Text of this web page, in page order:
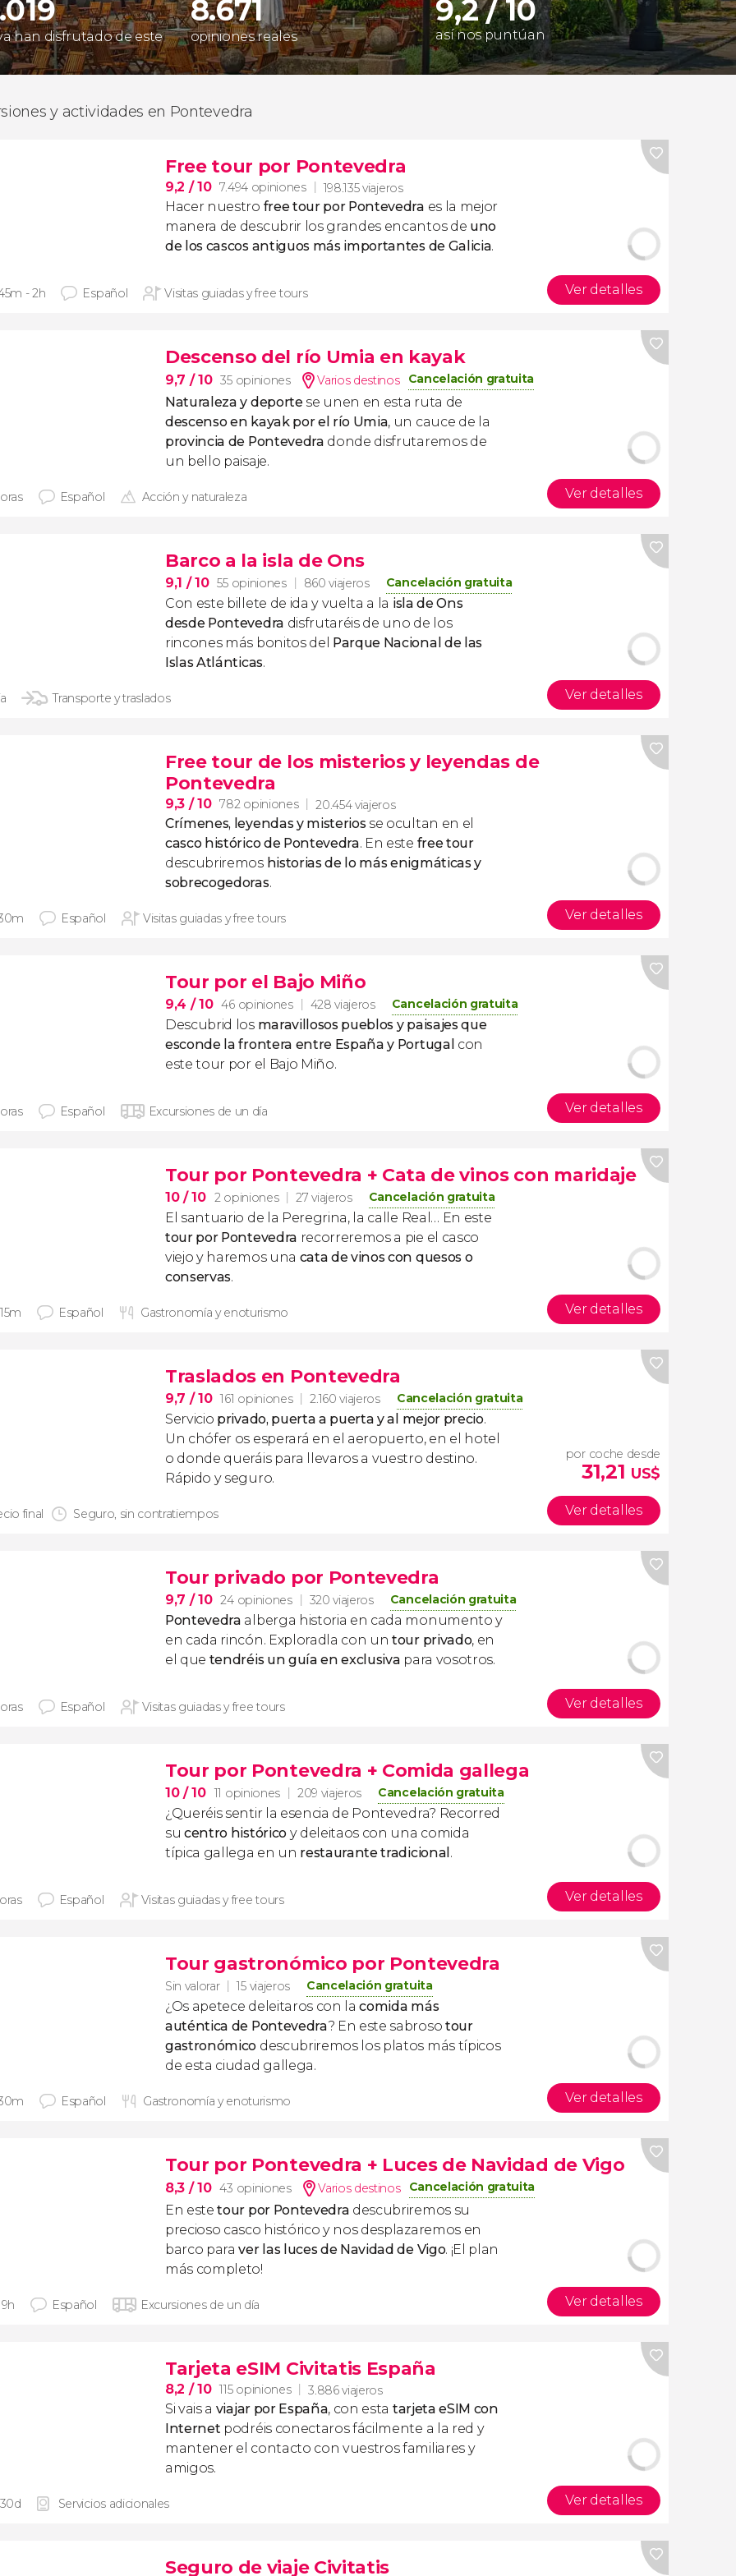
han disfrutado de este
8.671
opiniones reales
9,2 / 10
así nos puntúan
y actividades en Pontevedra
Free tour por Pontevedra
9,2 / 10 7.494 opiniones 198.135 viajeros
Hacer nuestro free tour por Pontevedra es la mejor
manera de descubrir los grandes encantos de uno
de los cascos antiguos más importantes de Galicia.
- 2h Español Visitas guiadas y free tours Ver detalles
Descenso del río Umia en kayak
9,7 / 10 35 opiniones Varios destinos Cancelación gratuita
Naturaleza y deporte se unen en esta ruta de
descenso en kayak por el río Umia, un cauce de la
provincia de Pontevedra donde disfrutaremos de
un bello paisaje.
Español Acción y naturaleza Ver detalles
Barco a la isla de Ons
9,1 / 10 55 opiniones 860 viajeros Cancelación gratuita
Con este billete de ida y vuelta a la isla de Ons
desde Pontevedra disfrutaréis de uno de los
rincones más bonitos del Parque Nacional de las
Islas Atlánticas.
Transporte y traslados Ver detalles
Free tour de los misterios y leyendas de
Pontevedra
9,3 / 10 782 opiniones 20.454 viajeros
Crímenes, leyendas y misteriosse ocultan en el
casco histórico de Pontevedra. En este free tour
descubriremos historias de lo más enigmáticas y
sobrecogedoras.
Español Visitas guiadas y free tours Ver detalles
Tour por el Bajo Miño
9,4 / 10 46 opiniones 428 viajeros Cancelación gratuita
Descubrid los maravillosos pueblos y paisajes que
esconde la frontera entre España y Portugal con
este tour por el Bajo Miño.
Español Excursiones de un día Ver detalles
Tour por Pontevedra + Cata de vinos con maridaje
10/ 10 2 opiniones 27 viajeros Cancelación gratuita
El santuario de la Peregrina, la calle Real… En este
tour por Pontevedra recorreremos a pie el casco
viejo y haremos una cata de vinos con quesos o
conservas.
Español Gastronomía y enoturismo Ver detalles
Traslados en Pontevedra
9,7 / 10 161 opiniones 2.160 viajeros Cancelación gratuita
Servicio privado, puerta a puerta y al mejor precio.
Un chófer os esperará en el aeropuerto, en el hotel
o donde queráis para llevaros a vuestro destino.
Rápido y seguro.
final Seguro, sin contratiempos
por coche desde
31,21 US$
Ver detalles
Tour privado por Pontevedra
9,7 / 10 24 opiniones 320 viajeros Cancelación gratuita
Pontevedra alberga historia en cada monumento y
en cada rincón. Exploradla con untour privado, en
el que tendréis un guía en exclusiva para vosotros.
Español Visitas guiadas y free tours Ver detalles
Tour por Pontevedra + Comida gallega
10/ 10 11 opiniones 209 viajeros Cancelación gratuita
¿Queréis sentir la esencia de Pontevedra? Recorred
sucentro históricoy deleitaos con una comida
típica gallega en un restaurante tradicional .
Español Visitas guiadas y free tours Ver detalles
Tour gastronómico por Pontevedra
Sin valorar 15 viajeros Cancelación gratuita
¿Os apetece deleitaros con lacomida más
auténtica de Pontevedra? En este sabroso tour
gastronómico descubriremos los platos más típicos
de esta ciudad gallega.
Español Gastronomía y enoturismo Ver detalles
Tour por Pontevedra + Luces de Navidad de Vigo
8,3 / 10 43 opiniones Varios destinos Cancelación gratuita
En este tour por Pontevedra descubriremos su
precioso casco histórico y nos desplazaremos en
barco paraver las luces de Navidad de Vigo. ¡El plan
más completo!
Español Excursiones de un día Ver detalles
Tarjeta eSIM Civitatis España
8,2 / 10 115 opiniones 3.886 viajeros
Si vais a viajar por España, con esta tarjeta eSIM con
Internet podréis conectaros fácilmente a la red y
mantener el contacto con vuestros familiares y
amigos.
Servicios adicionales Ver detalles
Seguro de viaje Civitatis